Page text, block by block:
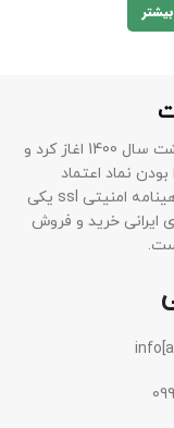
وبسایت کامیار اکانت فعالیت خود را از اردیبهشت سال 1400 اغاز کرد و
و دارا بودن نماد اعتماد
الکترونیکی،مجوز پرداخت امن و همچنین گواهینامه امنیتی ssl یکی
ایرانی خرید و فروش